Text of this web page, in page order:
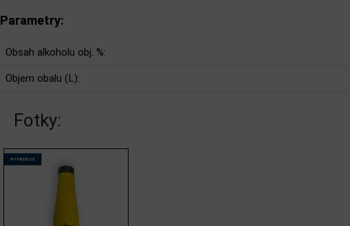
Parametry:
Obsah alkoholu obj. %:
Objem obalu (L):
Fotky: